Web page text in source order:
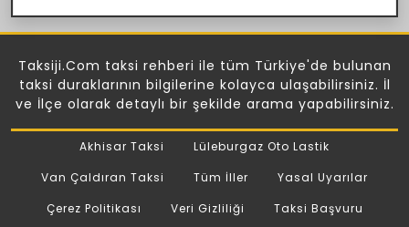
Taksiji.Com taksi rehberi ile tüm Türkiye'de bulunan
taksi duraklarının bilgilerine kolayca ulaşabilirsiniz. İl
ve İlçe olarak detaylı bir şekilde arama yapabilirsiniz.
Akhisar Taksi
Lüleburgaz Oto Lastik
Van Çaldıran Taksi
Tüm İller
Yasal Uyarılar
Çerez Politikası
Veri Gizliliği Taksi Başvuru